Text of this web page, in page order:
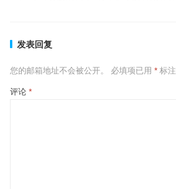
发表回复
您的邮箱地址不会被公开。 必填项已用 *标注
评论 *